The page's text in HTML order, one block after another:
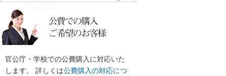
官公庁・学校での公費購入に対応いた
します。 詳しくは公費購入の対応につ